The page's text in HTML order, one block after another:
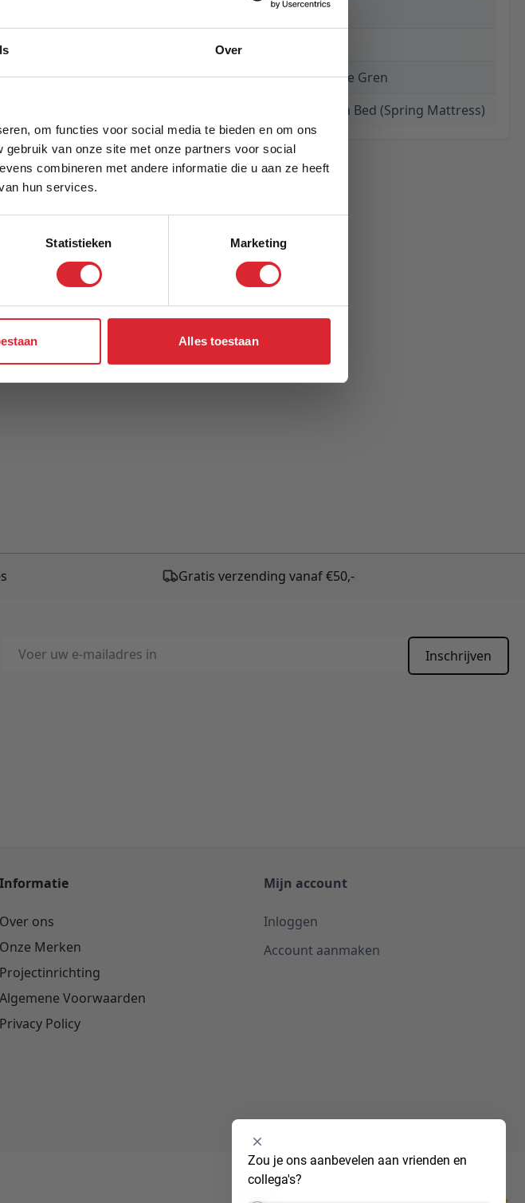
Over
om functies voor social media te bieden en om ons
van onze site met onze partners voor social
combineren met andere informatie die u aan ze heeft
hun services.
Statistieken Marketing
Alles toestaan
€ 2.590,00
Kleur
281 Avella Pine Gren
Eivor 140 Sofa Bed (Spring Mattress)
Gratis verzending vanaf €50,-
E-mailadres
Inschrijven
Informatie
Over ons
Onze Merken
Projectinrichting
Algemene Voorwaarden
Privacy Policy
Mijn account
Inloggen
Account aanmaken
een kortingscode
Zou je ons aanbevelen aan vrienden en
collega's?
Selecteer
een
optie